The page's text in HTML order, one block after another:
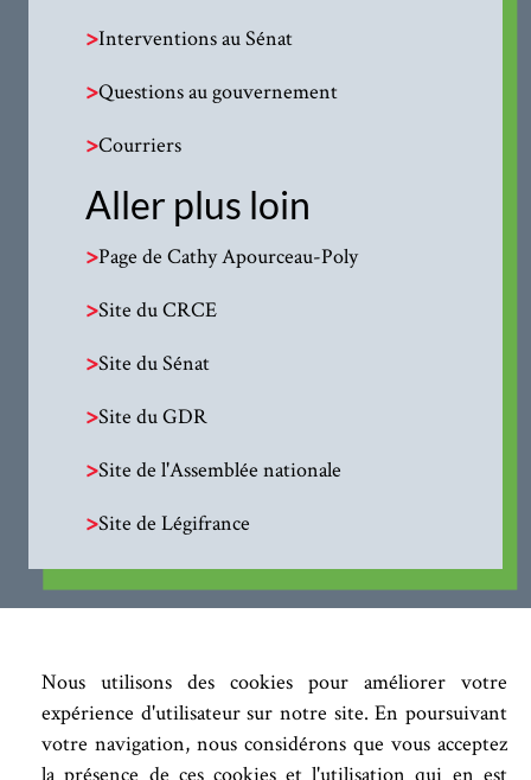
Nous utilisons des cookies pour améliorer votre
expérience d'utilisateur sur notre site. En poursuivant
votre navigation, nous considérons que vous acceptez
la présence de ces cookies et l'utilisation qui en est
>Interventions au Sénat
>Questions au gouvernement
>Courriers
Aller plus loin
>Page de Cathy Apourceau-Poly
>Site du CRCE
>Site du Sénat
>Site du GDR
>Site de l'Assemblée nationale
>Site de Légifrance